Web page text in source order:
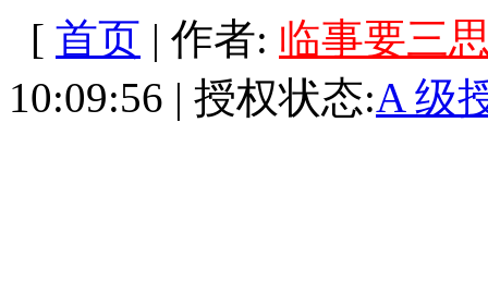
[ 首页 | 作者: 临事要三
10:09:56 | 授权状态:A 级